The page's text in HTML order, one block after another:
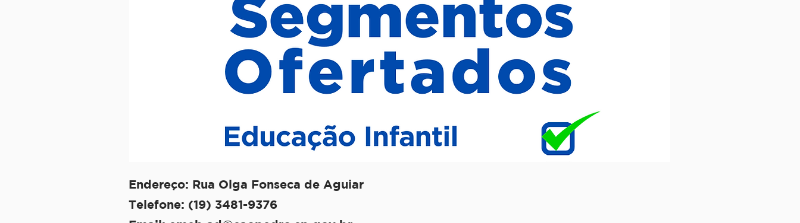
Endereço: Rua Olga Fonseca de Aguiar
Telefone: (19) 3481-9376